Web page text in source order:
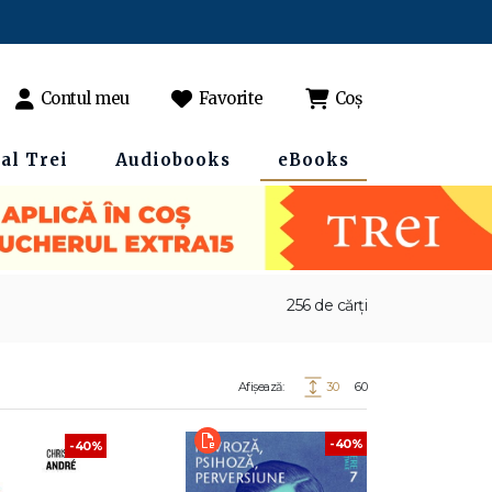
Contul meu Favorite Coș
Trei Audiobooks eBooks
256 de cărți
Afișează: 30 60
-40% -40%